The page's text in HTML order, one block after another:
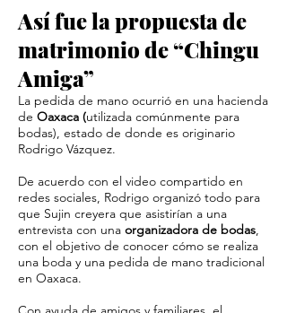
Así fue la propuesta de
matrimonio de “Chingu
Amiga”
La pedida de mano ocurrió en una hacienda
de Oaxaca (utilizada comúnmente para
bodas), estado de donde es originario
Rodrigo Vázquez.
De acuerdo con el video compartido en
redes sociales, Rodrigo organizó todo para
que Sujin creyera que asistirían a una
entrevista con una organizadora de bodas,
con el objetivo de conocer cómo se realiza
una boda y una pedida de mano tradicional
en Oaxaca.